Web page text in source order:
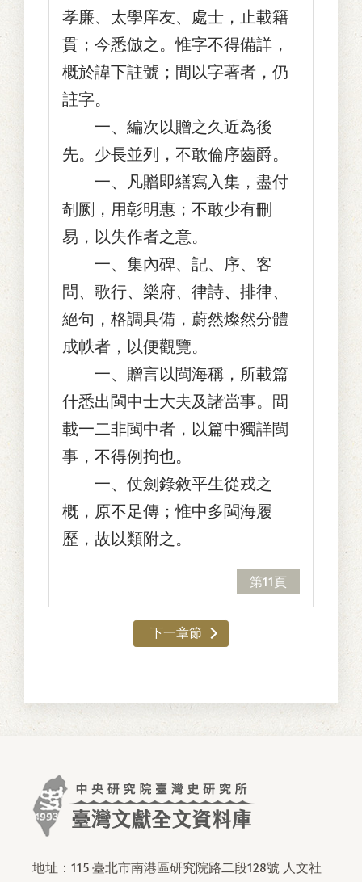
孝廉、太學庠友、處士，止載籍
貫；今悉倣之。惟字不得備詳，
概於諱下註號；間以字著者，仍
註字。
一、編次以贈之久近為後
先。少長並列，不敢倫序齒爵。
一、凡贈即繕寫入集，盡付
剞劂，用彰明惠；不敢少有刪
易，以失作者之意。
一、集內碑、記、序、客
問、歌行、樂府、律詩、排律、
絕句，格調具備，蔚然燦然分體
成帙者，以便觀覽。
一、贈言以閩海稱，所載篇
什悉出閩中士大夫及諸當事。間
載一二非閩中者，以篇中獨詳閩
事，不得例拘也。
一、仗劍錄敘平生從戎之
概，原不足傳；惟中多閩海履
歷，故以類附之。
第11頁
下一章節
地址：115 臺北市南港區研究院路二段128號 人文社